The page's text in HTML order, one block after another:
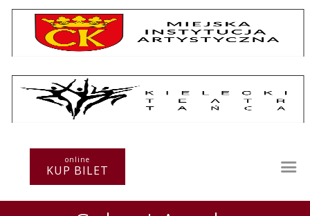
online
KUP BILET
Repertuar
Warsztaty